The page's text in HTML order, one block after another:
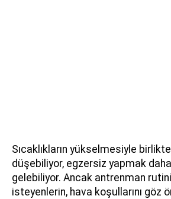
Sıcaklıkların yükselmesiyle
düşebiliyor, egzersiz yapmak
gelebiliyor. Ancak antrenman
isteyenlerin, hava koşullarını göz